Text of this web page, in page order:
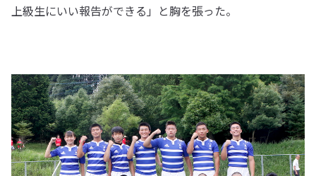
上級生にいい報告ができる」と胸を張った。